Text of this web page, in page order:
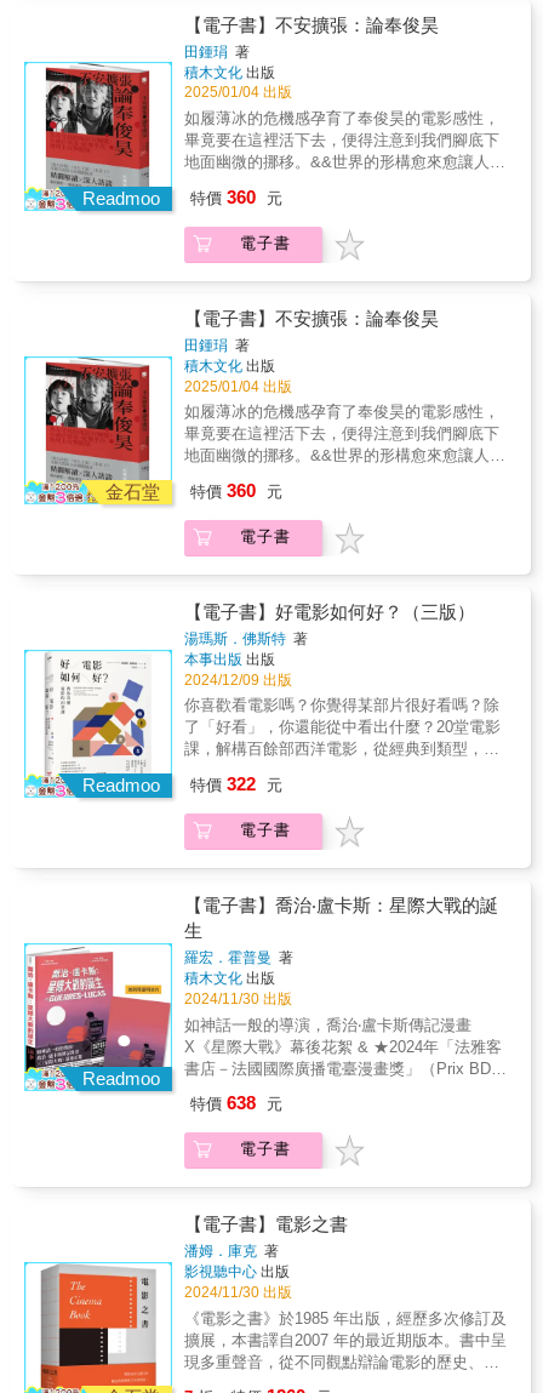
新立異的新詞把電影稱作「キネマ」或是「シ
ネマ」。前者，出現在現存世界最古老電影雜
誌、一九一九年創刊並持續發行中的電影旬
報。後者，就是出現在一九二九年發行的〈東
京行進曲〉歌詞裡頭。事實上，這兩個詞的源
頭可以一路追溯到歐陸。法國電影放映機先驅
研究者Léon Bouly率先結合古希臘語的
個字，創造出新的法語單字
Kinematograph（有時候也拼寫成
cinematograph）。後來他把這個字連帶放映機
的專利轉讓給盧米埃兄弟（frères Lumière）繼
（Cinema）。即便是流行語，「キネマ」對個
性嚴謹的日本人來說又比「シネマ」更得體了
一點。理由是「シネ」正好跟日文的「去死」
（死ね）同音，所以「キネマ」一詞又更普及
了一點。一九二〇年代興建的日本電影院因此
有不少就叫做叫做奇麗馬館（キネマ館）。一
九二三年在台北大稻埕開張的台灣奇麗馬館，
就是這股奇麗馬風潮的其中一員。
談搖滾樂，談導演生涯的兩次轉捩點，提及年
少的他，一直想成為畫家，大學時雙主修醫學
和哲學，步上電影之路只因出租公寓暖氣不
足，去電影資料館取暖看電影而開啟。▌影像比
故事更有能力趨近真實？或謊言？溫德斯在書
中無意間勾勒出來的東西，正是他本身對於察
覺的微型理論。他曾表示，「和思考不同的
見……觀看是一種無意見的行為，在觀看裡，
人們可以找到本身對於他人、物件和世界的那
種無意見的態度。換言之，人們透過觀看而面
覺）的確是個不錯的、甚至比本身更為美妙的
詞彙，因為它的字首wahr在德文裡，就是「真
實」的意思。……影像比故事更有能力趨近真
實。」溫德斯在《觀看的行為》這本文集裡，
試圖以自己和其他導演的電影作品為例，探索
人類視覺的察覺過程。不過，就像他強烈重視
影像的力量一樣，他也同時意識到，自己所使
用的電影媒介的不可靠。因為，影像不僅有能
力趨近真實，或許還更有能力趨近謊言！▌那一
生活本身。‧在一部電影中不惜一切代價講一個
故事是沒有意義的。‧小津教我，就算沒有「故
事」也可以講述一場電影。‧電影的可能性，在
物的存在」。‧千萬不要試圖講一個故事後再去
尋找角色，你必須先擁有角色，再與他們一起
尋找故事。‧我拍的許多電影其實都是根據旅行
路線，而不是劇本。‧到達任何地方並不重要。
重要的是，在旅途中有正確的「態度」。保持
在路途中，不是為了去「哪裡」，而是「行
進」。
室的每個階段，深入宮崎駿和高畑勳在創意與
生涯上的掙扎，見識到新人導演如宮崎吾朗及
米林宏昌以嶄新的創作視野展望未來。吉卜力
工作室從草創初期的沒沒無名到今日聞名遐
邇，至今已不只一次宣布要停止動畫製作。近
年來隨著吉卜力美術館和主題公園落成、宮崎
峻完成新作《蒼鷺與少年》上映，似乎正在宣
告著，吉卜力茁壯的生命力絕不會就此停
歇。 從標誌性的《龍貓》片頭開始，我們
代的影像文學」。《你的名字。》「對他人進
行想像這件事本身，就會通往深入思考自
己。」《天氣之子》特別收錄新海誠長篇訪
談。《鈴芽之旅》獨家收錄刊登於雜誌《Pen》
上的新海誠訪談。
你，只有還沒掌握到的訣竅，沒有寫不出的劇
本！時間控制│故事三面向│對白減法術│省略
與留白│角色立體化│分場構思│劇本編輯軟體│
劇本格式│劇本地雷一跨頁一技巧，從0開始跟
練一遍立馬知道劇本實作技法及業界實戰經驗
大小事手把手帶你寫出說服業主、感動自己也
感動觀眾的好劇本！▌新手不怕，從0開始圖解
該知道的大小事，帶你寫出心中故事「拍電影
很辛苦，但寫劇本只能單兵作業？！」、「寫
貴的經驗寫成劇本！」、「短片寫得出來，長
片卻沒辦法……」這世界早就以視覺影像為主
流，有一個想說的故事，卻不知道該怎麼寫成
從靈感發想、劇本寫作表達、進階的解讀法到
電影名作分析法，都有訣竅可尋。市面上的劇
本教學書，多半只著重寫作技巧介紹，缺乏從
零開始，講述所有流程，鉅細靡遺寫給所有人
的教科書。繼好評前作《第一次拍電影就上
手》之後，讀者敲碗指定談詳盡故事布局創作
法的圖解編劇書。有書在手，劇本難產的你一
頭到尾認識完成一部劇本該知道的大小事！！▌
認識業界的殘酷現實，讓人直呼終於等到這一
本作者過往培育過許多有編劇夢的創作者，以
著寫？結局又應該長怎樣？‧常見的劇本格式與
編輯軟體？‧在劇本中向觀眾解釋角色內心戲是
地雷？‧導演對於編劇的期望是什麼？‧如何控制
預算，寫出執行度高的劇本？‧如何將完成的劇
本進一步影視化？‧如何報名編劇獎項？‧得獎編
劇與專業編劇的距離？……發揮日本人不厭其
煩、鉅細靡遺的特質，耐心解說創作過程中的
從故事原理、戲劇結構、ＫＪ法、劇情卡、角
徑：什麼是故事？沒有變化就沒有故事‧你的故
事要寫給誰看？如何逃出故步自封的牢籠？‧故
事即「變化」，「誰發生了什麼事」＝組成故
事的最小單位？‧故事走向要遊走在正負極兩
端，夠曲折才能吊觀眾胃口？！②劇本寫作基
本概念：如何精準調度觀眾的情緒？‧先從結局
開始寫，更能創作出精彩故事？‧與觀眾分享配
角不知道的祕密，觀眾就會對主角產生代入
感？‧面對乏味的日常對白，使用「刪三行」原
則去蕪存菁，更易讓觀眾理解？‧觀眾的腦補能
力超無敵？可以省略場次、動作、畫面、聲
音，讓觀眾腦補嗎？‧沒靈感就套用老梗套路，
麼？解放原始情感，將人性本惡加以包裝，更
容易引起共鳴？③專業劇本實務知識：進入專
業編劇的領域‧當有人說「看不懂」，不必多費
劇本通常不寫什麼？要把什麼留給演員與主創
團隊詮釋？‧戲院觀影和家中追劇，適用不同的
對白邏輯？④如何精進練功：分析經典電影，
寫出有水準的劇本‧知名導演都是影癡？！練習
分析名作，打開不同於觀眾的創作者之眼‧宣傳
文案嚴禁劇透，到底要寫到哪一段落？‧電影不
像小說、漫畫可以往回翻，不適合使用說明性
對白？‧舞台劇、電視劇和廣播劇也需要劇本，
Readmoo
【電子書】不安擴張：論奉俊昊
田鍾琄 著
積木文化 出版
2025/01/04 出版
如履薄冰的危機感孕育了奉俊昊的電影感性，
畢竟要在這裡活下去，便得注意到我們腳底下
地面幽微的挪移。&&世界的形構愈來愈讓人迷
場面調度、鏡像迷宮、現代化、本土與全球
化、權力與資本流動&hellip;&hellip;脫線的細
節，即將撕開更大尺度的糾葛──&《殺人回
化分析的作者論知名電影學者田鍾琄最新力作
&《非常母親》的潛在鏡像如何擴張為《寄生上
流》的全球空間？《寄生上流》的暴雨會流進
漢江滋長出《駭人怪物》，再化為《末日列
車》的冰封大地？無法擺脫《殺人回憶》的泥
沼，又能否逃離《米奇17》的星際霸權？&奉俊
昊：我希望我的電影給人物理實體感，而非僅
有概念。&hellip;&hellip;我希望我的電影有觸
覺，有感官效果，能幾乎在物理上攻擊觀眾。&
家）黃以曦（影評人）徐明瀚（電影與藝術評
論人）孫松榮（國立臺北藝術大學 藝術跨域研
究所教授兼所長）&孫松榮：本書的精彩在於田
鍾琄撰寫了一部修正作者論的奉俊昊作品研
究：透過深入分析從《綁架門口狗》到《寄生
上流》的風格演變與文化意涵，不僅揭示了類
型揉合與歷史辯證的交錯，還極具說服力地闡
釋了這位將「新韓國電影」推向世界影壇巔峰
的導演如何在政治經濟學的交織中，形塑出一
種穿透藝術與商業、批判與通俗、在地與全球
的奉式風格。&于昌民：本書是少數能夠結合形
式分析與文化分析的作者專論。&hellip;&hellip;
奉俊昊的作品在田氏的分析之中，便是一個個
有趣、複雜、令人驚奇的機構裝置，幫助我們
看清全球化糾葛的模樣，並思考可能的下一步
不只是全球的尺度觀。在奉俊昊的電影裡，兩
者是互相交織的工具，用以建立電影空間與社
會空間的關係，帶我們理解全球化的地景與本
土的動態迴響，日常生活又怎樣體現了廣幅的
權力與資本流動。&奉俊昊VS韓國電影新浪潮&
韓國電影新浪潮承擔著歷史創傷的重負，奉俊
昊則進一步在新的歷史轉折點中，質問對過去
的理解，並嘗試透過不同尺度將個人經驗、國
族想像與全球政治潛流相連結，提供理解未來
變局的可能性。&從幽閉的僵局到新的逃亡&從
就和之前的幽閉感拉開了距離，但擴大了的感
性和視野，帶來的不是更理想的全球社會，而
是零和競爭的惡性擴張網絡，逃脫僵局變得更
內的逃亡」，最新的《米奇17》便代表了星際
霸權的囚禁。&奉導創作剖白：鳥瞰一切的慾望
&在訪談中，奉俊昊坦言他花在編劇身上的時間
比花在導演身上的時間還多，因此有時候覺得
自己的主要工作不是導演，而是編劇。他又承
認自己是「地圖控」，雖然不至於控制狂，但
當他能綜覽全局時，確實會感到興奮。在寫
特價 360 元
電子書
金石堂
【電子書】不安擴張：論奉俊昊
田鍾琄 著
積木文化 出版
2025/01/04 出版
如履薄冰的危機感孕育了奉俊昊的電影感性，
畢竟要在這裡活下去，便得注意到我們腳底下
地面幽微的挪移。&&世界的形構愈來愈讓人迷
場面調度、鏡像迷宮、現代化、本土與全球
化、權力與資本流動&hellip;&hellip;脫線的細
節，即將撕開更大尺度的糾葛──&《殺人回
化分析的作者論知名電影學者田鍾琄最新力作
&《非常母親》的潛在鏡像如何擴張為《寄生上
流》的全球空間？《寄生上流》的暴雨會流進
漢江滋長出《駭人怪物》，再化為《末日列
車》的冰封大地？無法擺脫《殺人回憶》的泥
沼，又能否逃離《米奇17》的星際霸權？&奉俊
昊：我希望我的電影給人物理實體感，而非僅
有概念。&hellip;&hellip;我希望我的電影有觸
覺，有感官效果，能幾乎在物理上攻擊觀眾。&
家）黃以曦（影評人）徐明瀚（電影與藝術評
論人）孫松榮（國立臺北藝術大學 藝術跨域研
究所教授兼所長）&孫松榮：本書的精彩在於田
鍾琄撰寫了一部修正作者論的奉俊昊作品研
究：透過深入分析從《綁架門口狗》到《寄生
上流》的風格演變與文化意涵，不僅揭示了類
型揉合與歷史辯證的交錯，還極具說服力地闡
釋了這位將「新韓國電影」推向世界影壇巔峰
的導演如何在政治經濟學的交織中，形塑出一
種穿透藝術與商業、批判與通俗、在地與全球
的奉式風格。&于昌民：本書是少數能夠結合形
式分析與文化分析的作者專論。&hellip;&hellip;
有趣、複雜、令人驚奇的機構裝置，幫助我們
看清全球化糾葛的模樣，並思考可能的下一步
將在何方。&【內容重點】&場面調度╳鏡像迷
者是互相交織的工具，用以建立電影空間與社
會空間的關係，帶我們理解全球化的地景與本
土的動態迴響，日常生活又怎樣體現了廣幅的
權力與資本流動。&奉俊昊VS韓國電影新浪潮&
韓國電影新浪潮承擔著歷史創傷的重負，奉俊
昊則進一步在新的歷史轉折點中，質問對過去
的理解，並嘗試透過不同尺度將個人經驗、國
族想像與全球政治潛流相連結，提供理解未來
特價 360 元
電子書
Readmoo
【電子書】好電影如何好？（三版）
湯瑪斯．佛斯特 著
本事出版 出版
2024/12/09 出版
你喜歡看電影嗎？你覺得某部片很好看嗎？除
了「好看」，你還能從中看出什麼？20堂電影
課，解構百餘部西洋電影，從經典到類型，從
往從未發現的細節！《王者之聲》喬治六世廣
播演說的場景震撼人心，關鍵竟在剪接師的鏡
頭安排！你以為無聲電影的時代過去了嗎？看
Pi的孤獨，希區考克作品裡的救生艇又代表什
麼意思？電影是動態的語言，有獨特的文法與
規則，它在不同的時間、空間裡演示許多事
件，並由許多不同的元素組合起來，諸如：視
覺、音效、背景音樂、光線控制、時間掌握、
空間安排、動作以及對白。只要了解「電影文
法」，徹底解析這種語言，你就能在觀影中得
到更多收穫，看到其他人沒有發現的趣味。本
書提供20堂有關於「看電影」的課程，列舉多
達100部電影做為範例，不管是好片、爛片，如
味，讀懂一些從前你根本不在意的橋段，讓你
驚覺「看電影」原來是一種獨特的動態語言的
學習：‧音效課─無聲勝有聲：獲獎無數的《大
致敬！‧光影課─明暗對比：還記得《魔戒二部
曲》，聖盔谷浴血之戰與白袍巫師甘道夫再現
的場景嗎？‧開場課─精采到讓人忘了手中的爆
米花：伴隨你我童年的《法櫃奇兵》，如何創
造闖關無敵的冒險英雄人物？‧課堂小測驗：你
能看出電影裡的多少細節？找一下《亞果出任
務》，裡面有一切我們想要看的元素！每個人
特價 322 元
電子書
Readmoo
【電子書】喬治‧盧卡斯：星際大戰的誕
生
羅宏．霍普曼 著
積木文化 出版
2024/11/30 出版
如神話一般的導演，喬治‧盧卡斯傳記漫畫
X《星際大戰》幕後花絮 & ★2024年「法雅客
書店－法國國際廣播電臺漫畫獎」（Prix BD
事報導漫畫獎★ ★ 法國電視臺、電臺、雜誌等
各大媒體佳評如潮★ ★ Amazon 4.8星上百則
真摯推薦★ 「這部作品深入探討創作的艱辛，
的教科書，向童年的魔力和堅持不懈致以敬
意。」──法國國際廣播電臺漫畫獎（Prix BD
Fnac France Inter） 「我是《星際大戰》系列
的無腦狂粉，我藉由繪畫來探索這座迷人宇
宙。」──荷諾．侯煦／本書繪者 「一群經驗不
足、莽撞敢衝、同時滿腦子好主意的年輕人愛
恨交織的創業故事。這本書有如星戰宇宙自己
的傳記電影《社群網站》。」──葉 郎｜文字
特價 638 元
電子書
【電子書】電影之書
潘姆．庫克 著
影視聽中心 出版
2024/11/30 出版
《電影之書》於1985 年出版，經歷多次修訂及
擴展，本書譯自2007 年的最近期版本。書中呈
現多重聲音，從不同觀點辯論電影的歷史、理